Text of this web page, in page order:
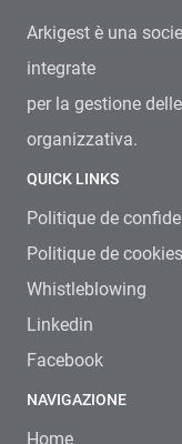
Arkigest è una
integrate
per la gestione
organizzativa.
QUICK LINKS
Politique de
Politique de cookies
Whistleblowing
Linkedin
Facebook
NAVIGAZIONE
Home